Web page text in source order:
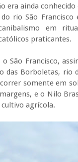
era ainda
rio São
em
praticantes.
São Francisco,
das Borboletas, rio
somente em
e o Nilo
agrícola.